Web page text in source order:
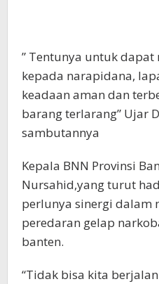
” Tentunya untuk
kepada narapidana,
keadaan aman dan
barang terlarang” Ujar
sambutannya
Kepala BNN Provinsi
Nursahid,yang turut
perlunya sinergi dalam
peredaran gelap
banten.
“Tidak bisa kita